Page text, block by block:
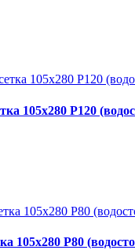
105х280 Р120
105х280 Р80